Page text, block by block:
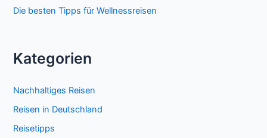
Die besten Tipps für Wellnessreisen
Kategorien
Nachhaltiges Reisen
Reisen in Deutschland
Reisetipps